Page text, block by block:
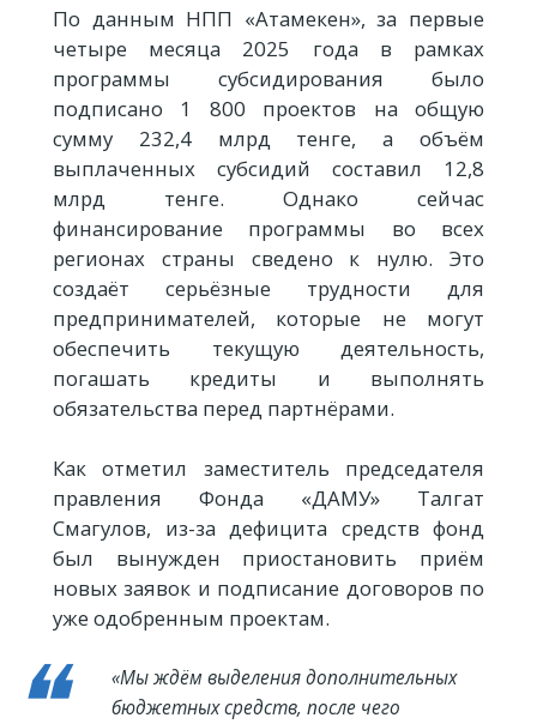
По данным НПП «Атамекен», за первые
четыре месяца 2025 года в рамках
программы субсидирования было
подписано 1 800 проектов на общую
сумму 232,4 млрд тенге, а объём
выплаченных субсидий составил 12,8
млрд тенге. Однако сейчас
финансирование программы во всех
регионах страны сведено к нулю. Это
создаёт серьёзные трудности для
предпринимателей, которые не могут
обеспечить текущую деятельность,
погашать кредиты и выполнять
обязательства перед партнёрами.
Как отметил заместитель председателя
правления Фонда «ДАМУ» Талгат
Смагулов, из-за дефицита средств фонд
был вынужден приостановить приём
новых заявок и подписание договоров по
уже одобренным проектам.
«Мы ждём выделения дополнительных
бюджетных средств, после чего